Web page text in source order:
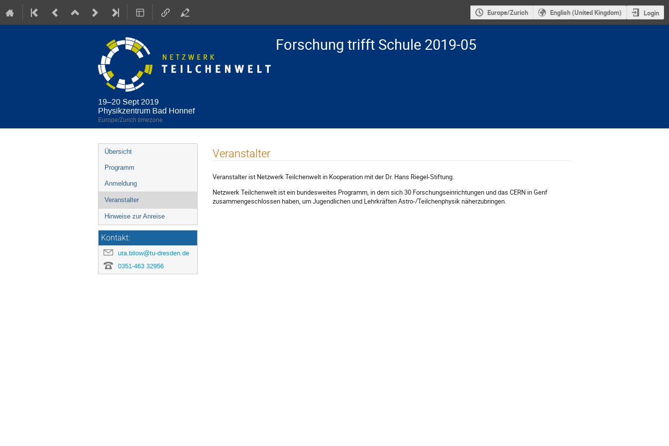
Europe/Zurich English (United Kingdom) Login
Forschung trifft Schule 2019-05
19–20 Sept 2019
Physikzentrum Bad Honnef
Europe/Zurich timezone
Event
menu
Übersicht
Programm
Anmeldung
Veranstalter
Hinweise zur Anreise
Kontakt:
uta.bilow@tu-dresden.de
0351-463 32956
Veranstalter
Veranstalter ist Netzwerk Teilchenwelt in Kooperation mit der Dr. Hans Riegel-Stiftung.
Netzwerk Teilchenwelt ist ein bundesweites Programm, in dem sich 30 Forschungseinrichtungen und das CERN in Genf
zusammengeschlossen haben, um Jugendlichen und Lehrkräften Astro-/Teilchenphysik näherzubringen.